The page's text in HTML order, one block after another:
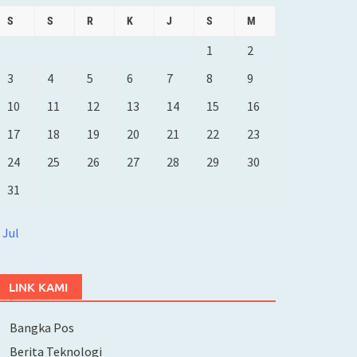
S S R K J S M
1
2
3
4 5 6 7 8
9
10
11 12 13 14 15
16
17
18 19 20 21 22
23
24
25 26 27 28 29
30
31
Jul
LINK KAMI
Bangka Pos
Berita Teknologi